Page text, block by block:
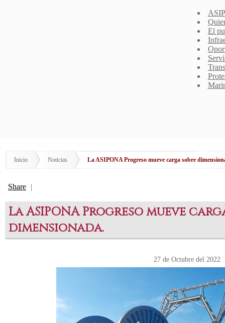
El
Inicio Noticias La ASIPONA Progreso mueve carga sobre
Share |
La ASIPONA Progreso mueve
dimensionada.
27 de Octubre del 2022